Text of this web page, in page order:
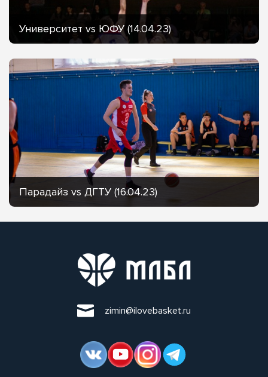
Университет vs ЮФУ (14.04.23)
Парадайз vs ДГТУ (16.04.23)
zimin@ilovebasket.ru